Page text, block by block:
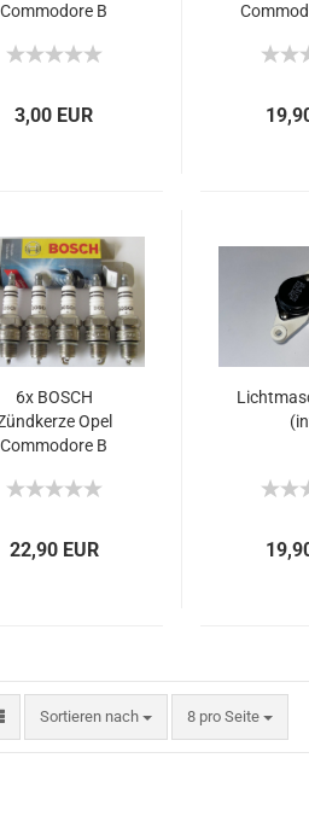
Commodore B
3,00 EUR
6x BOSCH
Opel
Commodore B
22,90 EUR
Sortieren nach 8 pro Seite